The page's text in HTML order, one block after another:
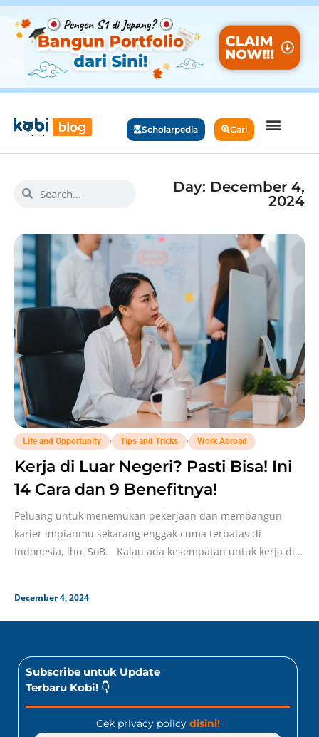
Scholarpedia Cari
Day: December 4,
2024
Life and Opportunity , Tips and Tricks , Work Abroad
Kerja di Luar Negeri? Pasti Bisa! Ini
14 Cara dan 9 Benefitnya!
Peluang untuk menemukan pekerjaan dan membangun
karier impianmu sekarang enggak cuma terbatas di
Indonesia, lho, SoB. Kalau ada kesempatan untuk kerja di
December 4, 2024
Subscribe untuk Update
Terbaru Kobi! 👇
Cek privacy policy disini!